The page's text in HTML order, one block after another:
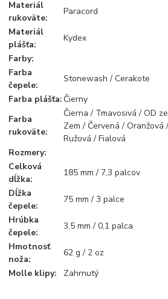
Materiál
rukoväte:
Paracord
Materiál
plášťa:
Kydex
Farby:
Farba
čepele:
Stonewash / Cerakote
Farba plášťa: Čierny
Farba
rukoväte:
Čierna / Tmavosivá / OD
Zem / Červená /
Ružová / Fialová
Rozmery:
Celková
dĺžka:
185 mm / 7,3 palcov
Dĺžka
čepele:
75 mm / 3 palce
Hrúbka
čepele:
3,5 mm / 0,1 palca
Hmotnosť
noža:
62 g / 2 oz
Molle klipy: Zahrnutý